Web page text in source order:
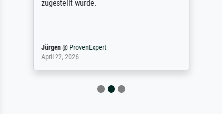
zugestellt wurde.
Jürgen@ ProvenExpert
April 22, 2026